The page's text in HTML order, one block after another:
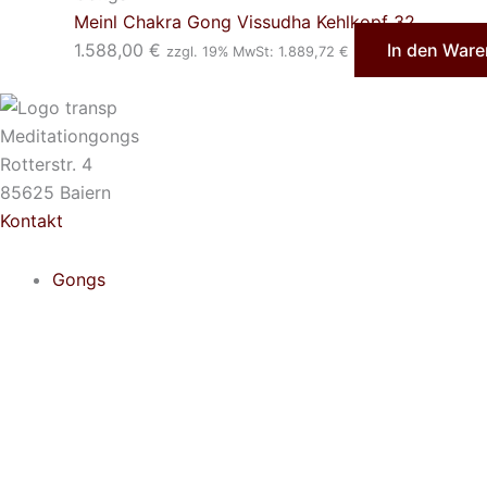
Meinl Chakra Gong Vissudha Kehlkopf 32
1.588,00 € zzgl. 19% MwSt: 1.889,72 € In den
Meditationgongs
Rotterstr. 4
85625 Baiern
Kontakt
Gongs